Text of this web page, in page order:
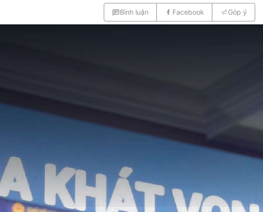
Bình luận Facebook Góp ý